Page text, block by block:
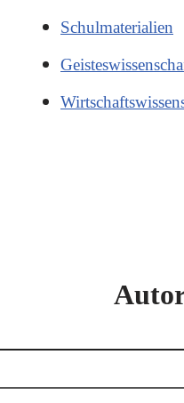
Schulmaterialien